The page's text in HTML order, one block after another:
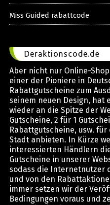
Miss Guided rabattcode
Deraktionscode.de
Aber nicht nur Online-
einer der Pioniere in
Rabattgutscheine zum
seinem neuen Design, hat
wieder an die Spitze der
Gutscheine, 2 für 1
Rabattgutscheine, usw.
Stadt anbieten. In Kürze
interessierten Händlern
Gutscheine in unserer
sodass die Internetnutzer
und von den
immer setzen wir der
Bedingungen voraus und